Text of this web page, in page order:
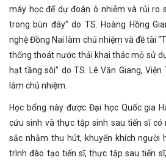
máy học để dự đoán ô nhiễm và rủi ro
trong bùn đáy” do TS. Hoàng Hồng
nghệ Đồng Nai làm chủ nhiệm và đề tài
thống thoát nước thải khai thác mỏ sử
hạt tầng sôi” do TS. Lê Văn Giang,
làm chủ nhiệm.
Học bổng này được Đại học Quốc gia
cứu sinh và thực tập sinh sau tiến sĩ
sắc nhằm thu hút, khuyến khích người
trình đào tạo tiến sĩ, thực tập sau tiến